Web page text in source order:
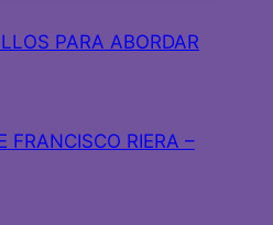
PARA ABORDAR
FRANCISCO RIERA –